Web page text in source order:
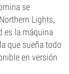
se
Lights,
es la máquina
que sueña todo
en versión